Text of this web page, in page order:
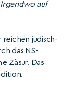
Irgendwo auf
reichen jüdisch-
das NS-
Zäsur. Das